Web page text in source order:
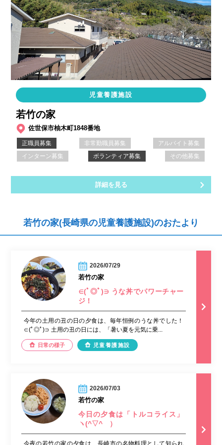
児童養護施設
若竹の家
佐世保市柚木町1848番地
正職員募集 非常勤職員募集
アルバイト募集
インターン募集
ボランティア募集 その他募集
詳細を見る
若竹の家(長崎県の児童養護施設)のおたより
2026/07/29
若竹の家
∈(ﾟ◎ﾟ)∋ うな丼でパワーチャー
ジ！
今年の土用の丑の日の夕食は、毎年恒例のうな丼でした！
∈(ﾟ◎ﾟ)∋ 土用の丑の日には、「暑い夏を元気に乗...
日常の様子 児童養護施設
2026/07/03
若竹の家
今日の夕食は「トルコライス」
ヽ(^▽^ゞ）
今夜の若竹の家の夕食は、長崎市の名物料理として知られ